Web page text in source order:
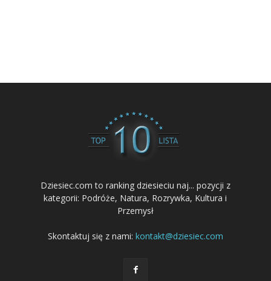
Dziesiec.com to ranking dziesieciu naj... pozycji z
kategorii: Podróże, Natura, Rozrywka, Kultura i
Przemysł
Skontaktuj się z nami: kontakt@dziesiec.com